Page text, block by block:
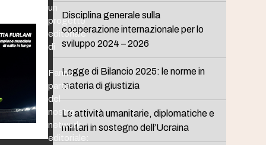
Disciplina generale sulla
cooperazione internazionale per lo
sviluppo 2024 – 2026
Legge di Bilancio 2025: le norme in
materia di giustizia
Le attività umanitarie, diplomatiche e
militari in sostegno dell’Ucraina
un
progetto
editoriale
di
Fanno
parte
del
nostro
network
editoriale: